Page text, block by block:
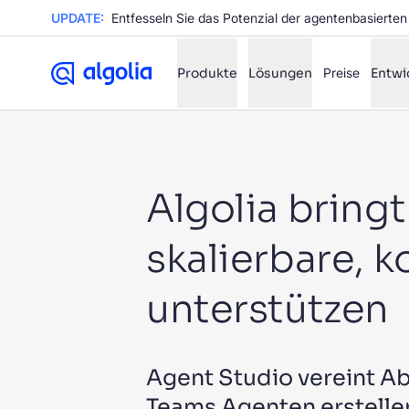
UPDATE:
Produkte Lösungen Preise
NACH QUELLE FILTERN ✨
✨
✨
Algolia
skalierbare,
unterstützen
Agent Studio vereint